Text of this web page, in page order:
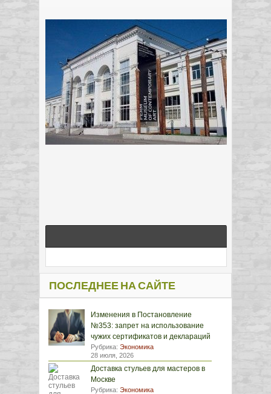
ПОСЛЕДНЕЕ НА САЙТЕ
Изменения в Постановление
№353: запрет на использование
чужих сертификатов и деклараций
Рубрика: Экономика
28 июля, 2026
Доставка стульев для мастеров в
Москве
Рубрика: Экономика